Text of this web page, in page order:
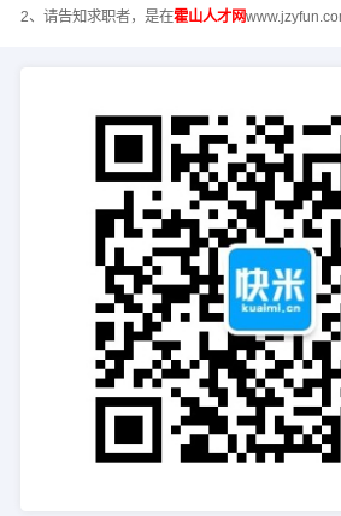
2、请告知求职者，是在霍山人才网